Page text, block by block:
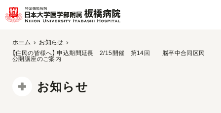
ホーム
お知らせ
【住民の皆様へ】 申込期間延長 2/15開催 第14回 脳卒中合同区民
公開講座のご案内
お知らせ